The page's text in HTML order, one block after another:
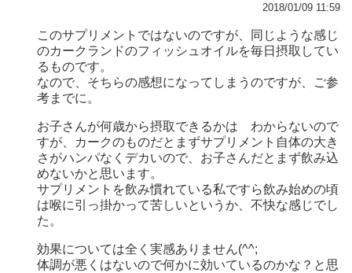
2018/01/09 11:59
このサプリメントではないのですが、同じような感じ
のカークランドのフィッシュオイルを毎日摂取してい
るものです。
なので、そちらの感想になってしまうのですが、ご参
考までに。
お子さんが何歳から摂取できるかは わからないので
すが、カークのものだとまずサプリメント自体の大き
さがハンパなくデカいので、お子さんだとまず飲み込
めないかと思います。
サプリメントを飲み慣れている私ですら飲み始めの頃
は喉に引っ掛かって苦しいというか、不快な感じでし
た。
効果については全く実感ありません(^^;
体調が悪くはないので何かに効いているのかな？と思